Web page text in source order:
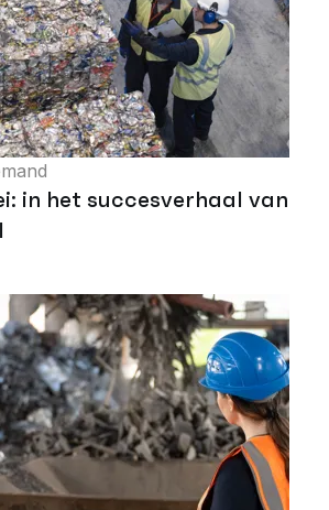
in het succesverhaal van